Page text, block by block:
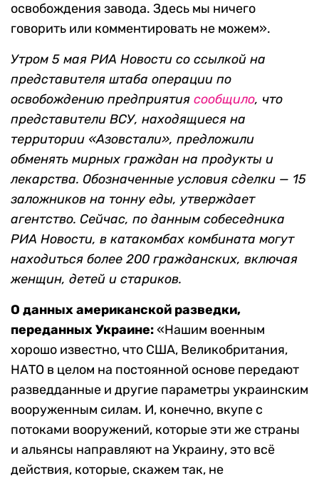
освобождения завода. Здесь мы ничего
говорить или комментировать не можем».
Утром 5 мая РИА Новости со ссылкой на
представителя штаба операции по
освобождению предприятия сообщило, что
представители ВСУ, находящиеся на
территории «Азовстали», предложили
обменять мирных граждан на продукты и
лекарства. Обозначенные условия сделки — 15
заложников на тонну еды, утверждает
агентство. Сейчас, по данным собеседника
РИА Новости, в катакомбах комбината могут
находиться более 200 гражданских, включая
женщин, детей и стариков.
О данных американской разведки,
переданных Украине:«Нашим военным
хорошо известно, что США, Великобритания,
НАТО в целом на постоянной основе передают
разведданные и другие параметры украинским
вооруженным силам. И, конечно, вкупе с
потоками вооружений, которые эти же страны
и альянсы направляют на Украину, это всё
действия, которые, скажем так, не